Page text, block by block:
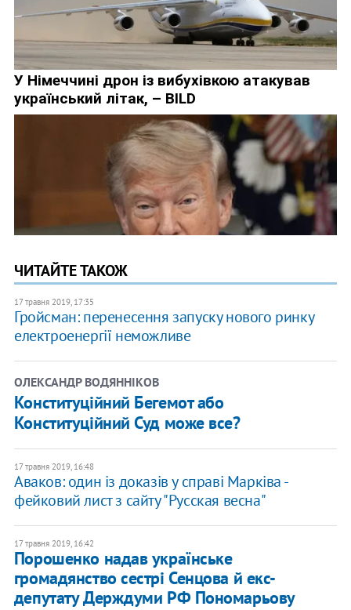
ЧИТАЙТЕ ТАКОЖ
17 травня 2019, 17:35
Гройсман: перенесення запуску нового ринку
електроенергії неможливе
ОЛЕКСАНДР ВОДЯННІКОВ
Конституційний Бегемот або
Конституційний Суд може все?
17 травня 2019, 16:48
Аваков: один із доказів у справі Марківа -
фейковий лист з сайту "Русская весна"
17 травня 2019, 16:42
Порошенко надав українське
громадянство сестрі Сенцова й екс-
депутату Держдуми РФ Пономарьову